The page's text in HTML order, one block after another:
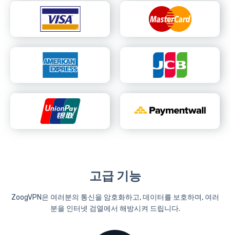
고급 기능
ZoogVPN은 여러분의 통신을 암호화하고, 데이터를 보호하며, 여러
분을 인터넷 검열에서 해방시켜 드립니다.